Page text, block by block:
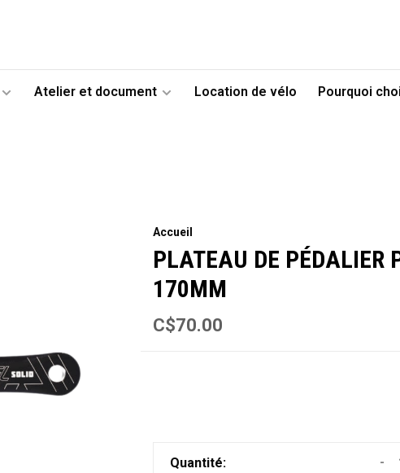
Atelier et document Location de vélo Pourquoi
Accueil
PLATEAU DE PÉDALIER
170MM
C$70.00
Quantité: -